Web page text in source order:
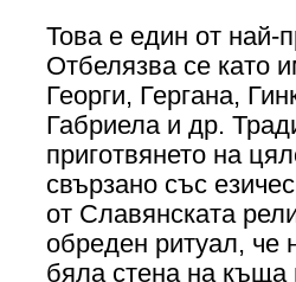
Това е един от най-
Отбелязва се като
Георги, Гергана,
Габриела и др.
приготвянето на
свързано със
от Славянската
обреден ритуал, че
бяла стена на къща